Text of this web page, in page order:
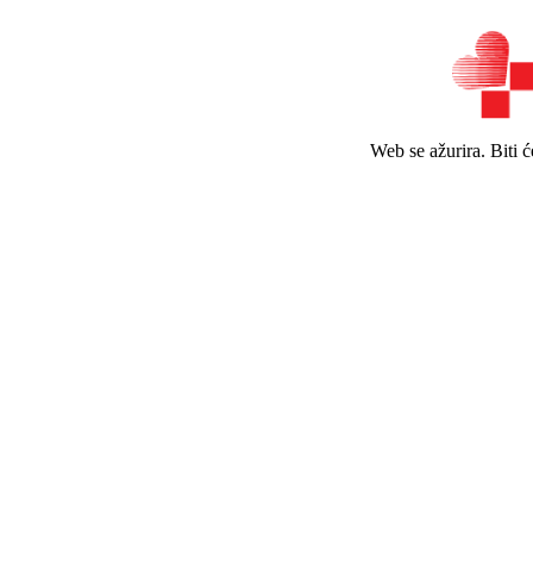
Web se ažurira. Biti